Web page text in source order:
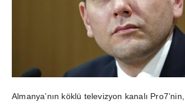
Almanya’nın köklü televizyon kanalı